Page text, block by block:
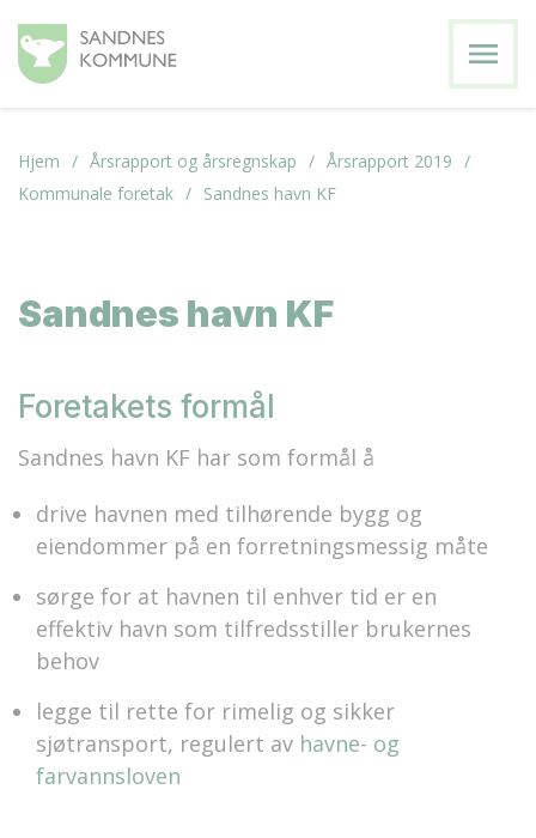
menu
Hjem Årsrapport og årsregnskap
Årsrapport 2019
Kommunale foretak
Sandnes havn KF
Sandnes havn KF
Foretakets formål
Sandnes havn KF har som formål å
drive havnen med tilhørende bygg og
eiendommer på en forretningsmessig måte
sørge for at havnen til enhver tid er en
effektiv havn som tilfredsstiller brukernes
behov
legge til rette for rimelig og sikker
sjøtransport, regulert av havne- og
farvannsloven